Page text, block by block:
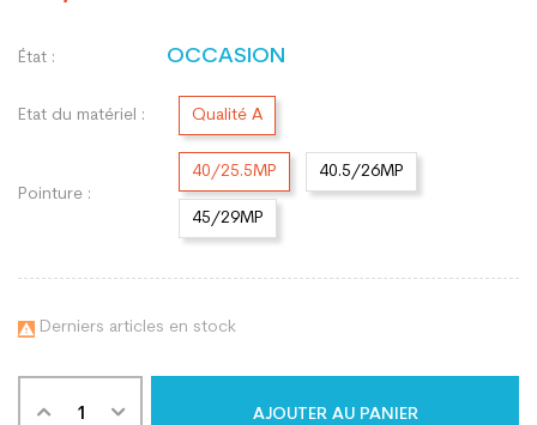
État : OCCASION
Etat du matériel : Qualité A
Pointure :
40/25.5MP 40.5/26MP
45/29MP
 Derniers articles en stock
AJOUTER AU PANIER